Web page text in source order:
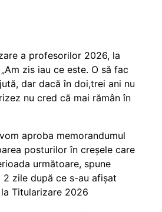
a profesorilor 2026, la
zis iau ce este. O să fac
dar dacă în doi,trei ani nu
nu cred că mai rămân în
aproba memorandumul
posturilor în creșele care
următoare, spune
2 zile după ce s-au afișat
Titularizare 2026